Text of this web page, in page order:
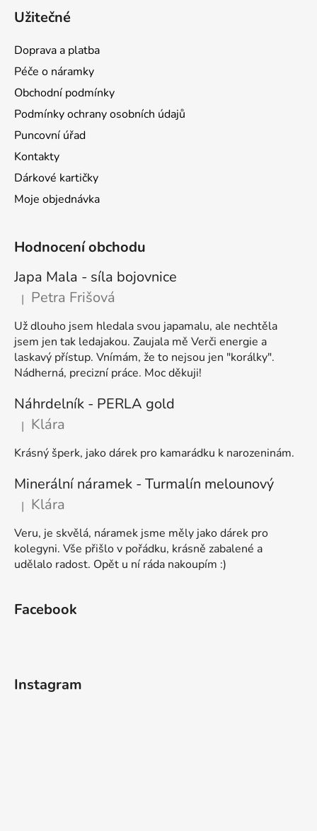
Užitečné
Doprava a platba
Péče o náramky
Obchodní podmínky
Podmínky ochrany osobních údajů
Puncovní úřad
Kontakty
Dárkové kartičky
Moje objednávka
Hodnocení obchodu
Japa Mala - síla bojovnice
Hodnocení produktu je 5 z 5 hvězdiček.
| Petra Frišová
Už dlouho jsem hledala svou japamalu, ale nechtěla
jsem jen tak ledajakou. Zaujala mě Verči energie a
laskavý přístup. Vnímám, že to nejsou jen "korálky".
Nádherná, precizní práce. Moc děkuji!
Náhrdelník - PERLA gold
Hodnocení produktu je 5 z 5 hvězdiček.
| Klára
Krásný šperk, jako dárek pro kamarádku k narozeninám.
Minerální náramek - Turmalín melounový
Hodnocení produktu je 5 z 5 hvězdiček.
| Klára
Veru, je skvělá, náramek jsme měly jako dárek pro
kolegyni. Vše přišlo v pořádku, krásně zabalené a
udělalo radost. Opět u ní ráda nakoupím :)
Facebook
Instagram